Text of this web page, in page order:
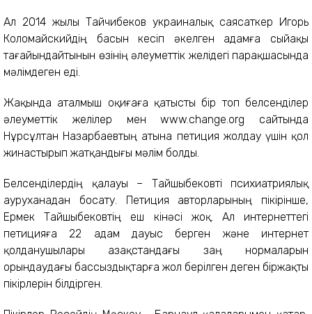
Ал 2014 жылы Тайчибеков украиналық саясаткер Игорь
Коломайскийдің басын кесіп әкелген адамға сыйақы
тағайындайтынын өзінің әлеуметтік желідегі парақшасында
мәлімдеген еді.
Жақында аталмыш оқиғаға қатысты бір топ белсенділер
әлеуметтік желілер мен www.change.org сайтында
Нұрсұлтан Назарбаевтың атына петиция жолдау үшін қол
жинастырып жатқандығы мәлім болды.
Белсенділердің қалауы – Тайшыбековті психиатриялық
ауруханадан босату. Петиция авторларының пікірінше,
Ермек Тайшыбековтің еш кінәсі жоқ. Ал интернеттегі
петицияға 22 адам дауыс берген және интернет
қолданушылары Қазақстандағы заң нормаларын
орындаудағы бассыздықтарға жол берілген деген біржақты
пікірлерін білдірген.